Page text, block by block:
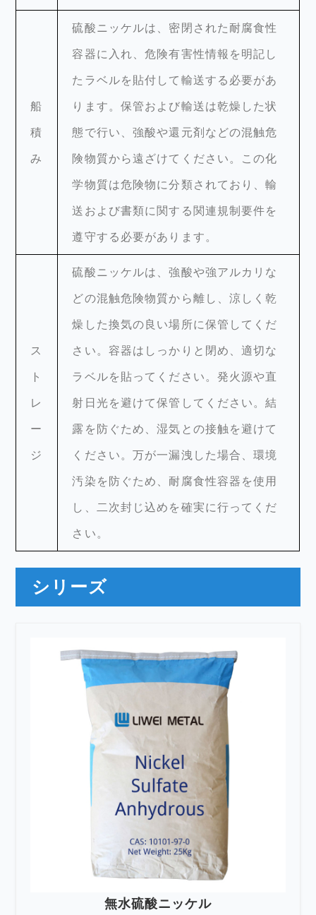
船
積
み
硫酸ニッケルは、密閉された耐腐食性
容器に入れ、危険有害性情報を明記し
たラベルを貼付して輸送する必要があ
ります。保管および輸送は乾燥した状
態で行い、強酸や還元剤などの混触危
険物質から遠ざけてください。この化
学物質は危険物に分類されており、輸
送および書類に関する関連規制要件を
遵守する必要があります。
ス
ト
レ
ー
ジ
硫酸ニッケルは、強酸や強アルカリな
どの混触危険物質から離し、涼しく乾
燥した換気の良い場所に保管してくだ
さい。容器はしっかりと閉め、適切な
ラベルを貼ってください。発火源や直
射日光を避けて保管してください。結
露を防ぐため、湿気との接触を避けて
ください。万が一漏洩した場合、環境
汚染を防ぐため、耐腐食性容器を使用
し、二次封じ込めを確実に行ってくだ
さい。
シリーズ
無水硫酸ニッケル